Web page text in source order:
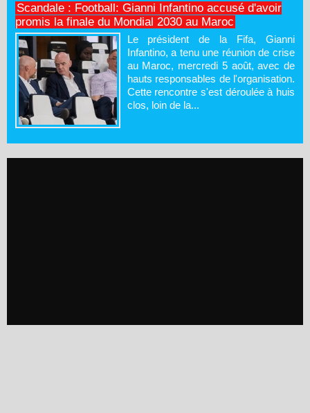
Scandale : Football: Gianni Infantino accusé d'avoir
promis la finale du Mondial 2030 au Maroc
Le président de la Fifa, Gianni
Infantino, a tenu une réunion de crise
au Maroc, mercredi 5 août, avec de
hauts responsables de l'organisation.
Cette rencontre s'est déroulée à huis
clos, loin de la...